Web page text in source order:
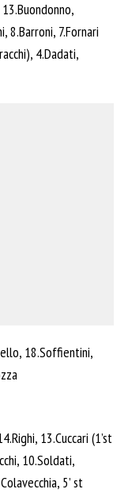
8.Barroni, 7.Fornari
4.Dadati,
18.Soffientini,
13.Cuccari (1’st
10.Soldati,
5’ st